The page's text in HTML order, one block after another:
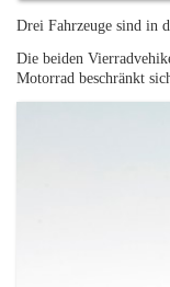
Drei Fahrzeuge sind in
Die beiden
Motorrad beschränkt